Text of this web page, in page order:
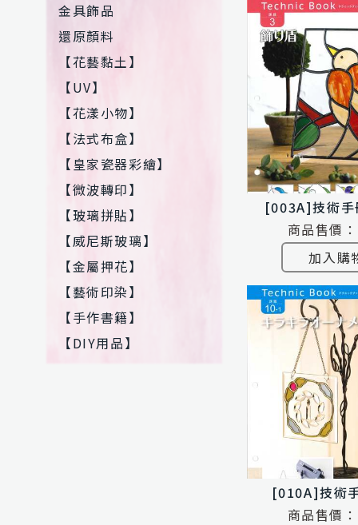
金具飾品
還原顏料
【花藝黏土】
【UV】
【花漾小物】
【法式布盒】
【皇家瓷器彩繪】
【微波轉印】
【玻璃拼貼】
【威尼斯玻璃】
【金屬押花】
【藝術印染】
【手作書籍】
【DIY用品】
[003A]技術
商品售價：
加入購
[010A]技術
商品售價：